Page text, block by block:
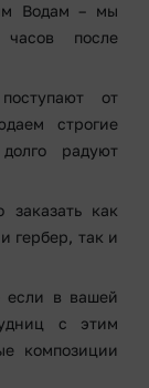
Водам – мы
после
от
строгие
радуют
как
гербер, так и
если в вашей
с этим
композиции